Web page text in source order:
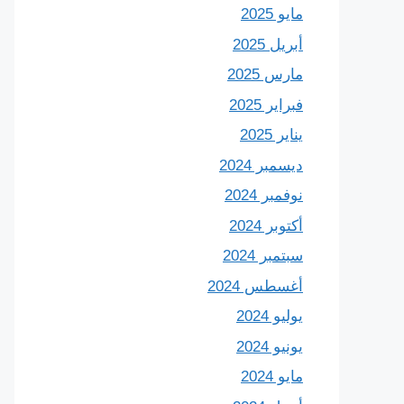
مايو 2025
أبريل 2025
مارس 2025
فبراير 2025
يناير 2025
ديسمبر 2024
نوفمبر 2024
أكتوبر 2024
سبتمبر 2024
أغسطس 2024
يوليو 2024
يونيو 2024
مايو 2024